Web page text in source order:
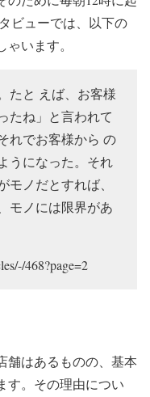
ビューでは、以下の
います。
たと えば、お客様
たね」と言われて
れでお客様から の
うになった。それ
ノだとすれば、
モノには限界があ
468?page=2
舗はあるものの、基本
す。その理由につい